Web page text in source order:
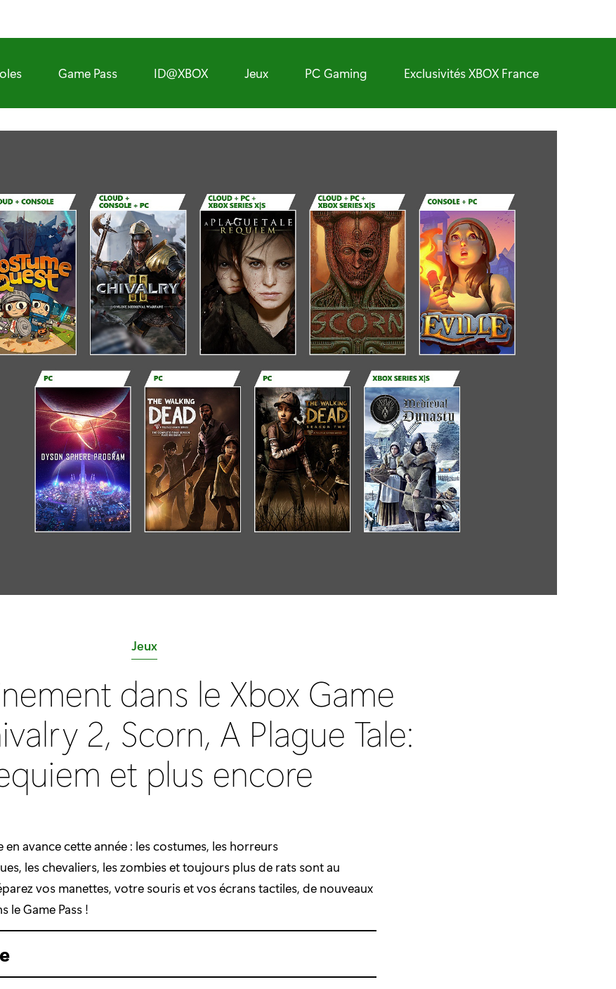
Game Pass ID@XBOX Jeux PC Gaming Exclusivités XBOX France
C
t
é
g
o
r
i
Jeux
dans le Xbox Game
2, Scorn, A Plague Tale:
et plus encore
en avance cette année : les costumes, les horreurs
les chevaliers, les zombies et toujours plus de rats sont au
vos manettes, votre souris et vos écrans tactiles, de nouveaux
le Game Pass !